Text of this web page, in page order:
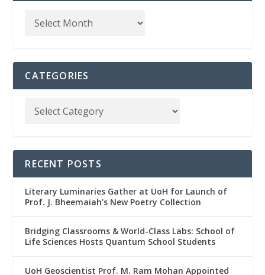
CATEGORIES
RECENT POSTS
Literary Luminaries Gather at UoH for Launch of
Prof. J. Bheemaiah’s New Poetry Collection
Bridging Classrooms & World-Class Labs: School of
Life Sciences Hosts Quantum School Students
UoH Geoscientist Prof. M. Ram Mohan Appointed